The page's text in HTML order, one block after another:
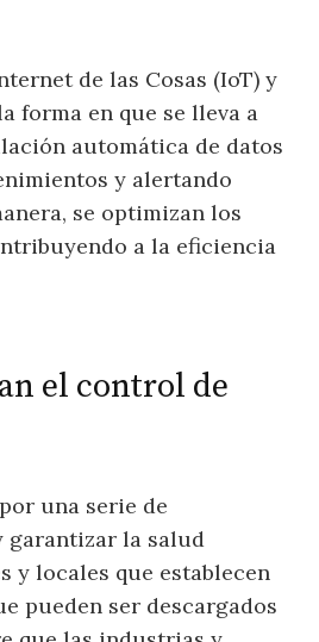
de las Cosas (IoT) y
forma en que se lleva a
automática de datos
y alertando
se optimizan los
a la eficiencia
el control de
una serie de
garantizar la salud
y locales que establecen
pueden ser descargados